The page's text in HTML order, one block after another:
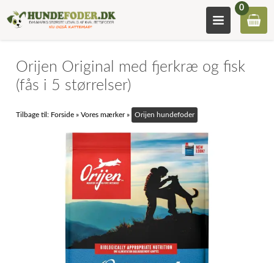
0
Orijen Original med fjerkræ og fisk
(fås i 5 størrelser)
Tilbage til: Forside »Vores mærker» Orijen hundefoder